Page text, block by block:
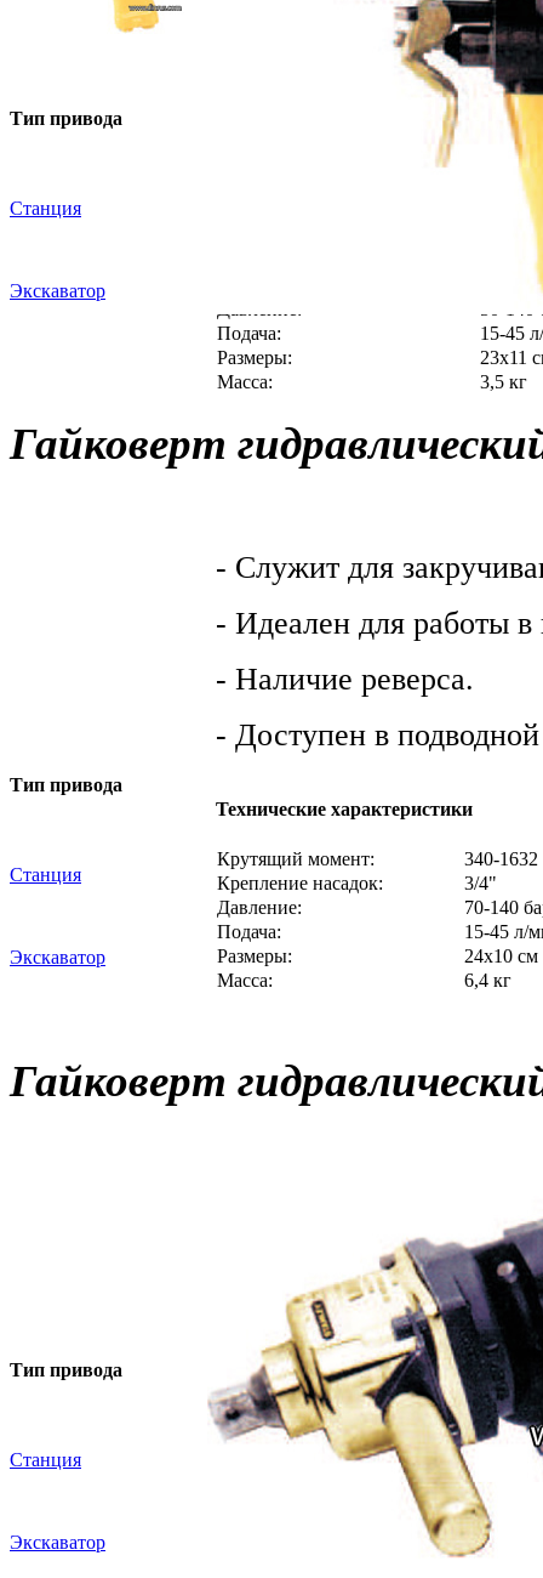
Тип привода
Станция
Экскаватор
- Ручка покрыта
- Наличие реверса.
- Доступен в
675
Подача:
15-45
Размеры:
23х11
Масса:
3,5 кг
Гайковерт
Тип привода
Станция
Экскаватор
- Служит для
- Идеален для работы
- Наличие реверса.
- Доступен в
Технические характеристики
Крутящий момент:
340-
Крепление насадок:
3/4"
Давление:
70-140
Подача:
15-45 л/
Размеры:
24х10 см
Масса:
6,4 кг
Гайковерт
Тип привода
Станция
Экскаватор
- Удобен в
- Наличие реверса.
- Доступен в
Технические характеристики
680-
1"
105-140
26-45 л/